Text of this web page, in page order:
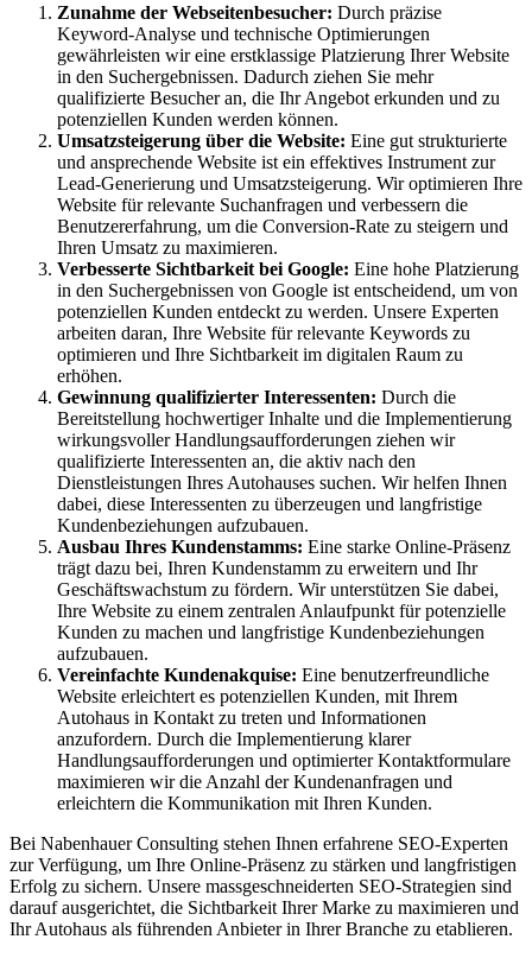
Zunahme der Webseitenbesucher: Durch präzise
Keyword-Analyse und technische Optimierungen
gewährleisten wir eine erstklassige Platzierung Ihrer Website
in den Suchergebnissen. Dadurch ziehen Sie mehr
qualifizierte Besucher an, die Ihr Angebot erkunden und zu
potenziellen Kunden werden können.
Umsatzsteigerung über die Website: Eine gut strukturierte
und ansprechende Website ist ein effektives Instrument zur
Lead-Generierung und Umsatzsteigerung. Wir optimieren Ihre
Website für relevante Suchanfragen und verbessern die
Benutzererfahrung, um die Conversion-Rate zu steigern und
Ihren Umsatz zu maximieren.
Verbesserte Sichtbarkeit bei Google: Eine hohe Platzierung
in den Suchergebnissen von Google ist entscheidend, um von
potenziellen Kunden entdeckt zu werden. Unsere Experten
arbeiten daran, Ihre Website für relevante Keywords zu
optimieren und Ihre Sichtbarkeit im digitalen Raum zu
erhöhen.
Gewinnung qualifizierter Interessenten: Durch die
Bereitstellung hochwertiger Inhalte und die Implementierung
wirkungsvoller Handlungsaufforderungen ziehen wir
qualifizierte Interessenten an, die aktiv nach den
Dienstleistungen Ihres Autohauses suchen. Wir helfen Ihnen
dabei, diese Interessenten zu überzeugen und langfristige
Kundenbeziehungen aufzubauen.
Ausbau Ihres Kundenstamms: Eine starke Online-Präsenz
trägt dazu bei, Ihren Kundenstamm zu erweitern und Ihr
Geschäftswachstum zu fördern. Wir unterstützen Sie dabei,
Ihre Website zu einem zentralen Anlaufpunkt für potenzielle
Kunden zu machen und langfristige Kundenbeziehungen
aufzubauen.
Vereinfachte Kundenakquise: Eine benutzerfreundliche
Website erleichtert es potenziellen Kunden, mit Ihrem
Autohaus in Kontakt zu treten und Informationen
anzufordern. Durch die Implementierung klarer
Handlungsaufforderungen und optimierter Kontaktformulare
maximieren wir die Anzahl der Kundenanfragen und
erleichtern die Kommunikation mit Ihren Kunden.
Bei Nabenhauer Consulting stehen Ihnen erfahrene SEO-Experten
zur Verfügung, um Ihre Online-Präsenz zu stärken und langfristigen
Erfolg zu sichern. Unsere massgeschneiderten SEO-Strategien sind
darauf ausgerichtet, die Sichtbarkeit Ihrer Marke zu maximieren und
Ihr Autohaus als führenden Anbieter in Ihrer Branche zu etablieren.